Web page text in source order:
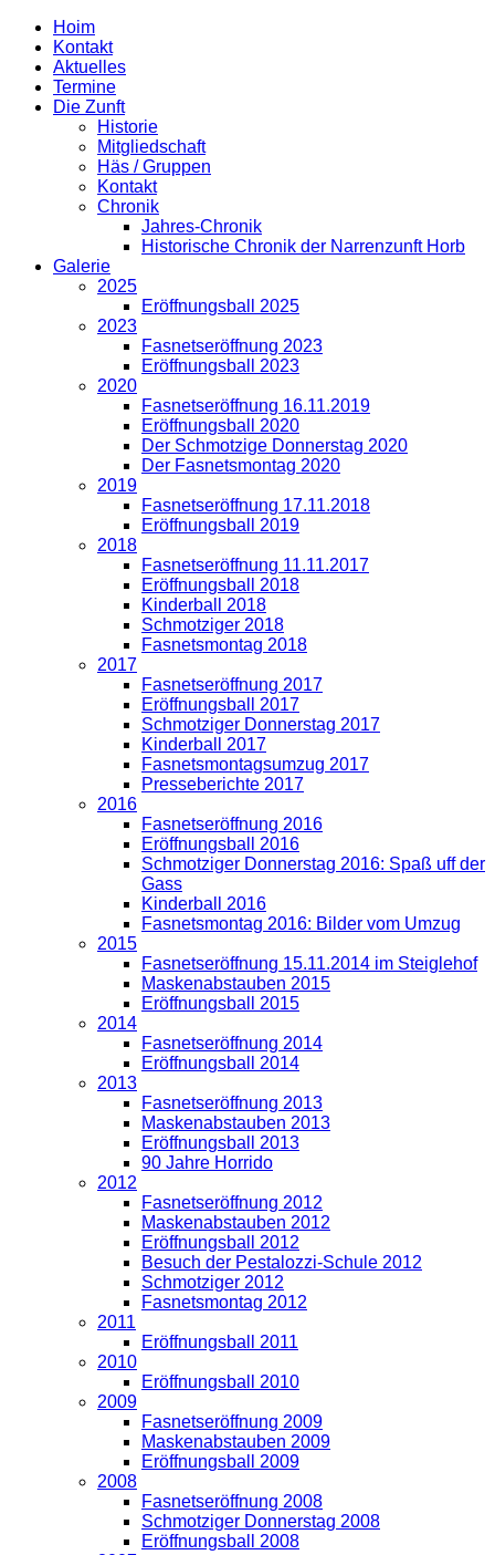
Hoim
Kontakt
Aktuelles
Termine
Die Zunft
Historie
Mitgliedschaft
Häs / Gruppen
Kontakt
Chronik
Jahres-Chronik
Historische Chronik der Narrenzunft Horb
Galerie
2025
Eröffnungsball 2025
2023
Fasnetseröffnung 2023
Eröffnungsball 2023
2020
Fasnetseröffnung 16.11.2019
Eröffnungsball 2020
Der Schmotzige Donnerstag 2020
Der Fasnetsmontag 2020
2019
Fasnetseröffnung 17.11.2018
Eröffnungsball 2019
2018
Fasnetseröffnung 11.11.2017
Eröffnungsball 2018
Kinderball 2018
Schmotziger 2018
Fasnetsmontag 2018
2017
Fasnetseröffnung 2017
Eröffnungsball 2017
Schmotziger Donnerstag 2017
Kinderball 2017
Fasnetsmontagsumzug 2017
Presseberichte 2017
2016
Fasnetseröffnung 2016
Eröffnungsball 2016
Schmotziger Donnerstag 2016: Spaß uff der
Gass
Kinderball 2016
Fasnetsmontag 2016: Bilder vom Umzug
2015
Fasnetseröffnung 15.11.2014 im Steiglehof
Maskenabstauben 2015
Eröffnungsball 2015
2014
Fasnetseröffnung 2014
Eröffnungsball 2014
2013
Fasnetseröffnung 2013
Maskenabstauben 2013
Eröffnungsball 2013
90 Jahre Horrido
2012
Fasnetseröffnung 2012
Maskenabstauben 2012
Eröffnungsball 2012
Besuch der Pestalozzi-Schule 2012
Schmotziger 2012
Fasnetsmontag 2012
2011
Eröffnungsball 2011
2010
Eröffnungsball 2010
2009
Fasnetseröffnung 2009
Maskenabstauben 2009
Eröffnungsball 2009
2008
Fasnetseröffnung 2008
Schmotziger Donnerstag 2008
Eröffnungsball 2008